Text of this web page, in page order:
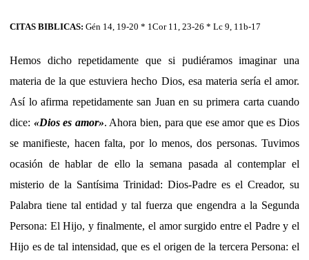
CITAS BIBLICAS: Gén 14, 19-20 * 1Cor 11, 23-26 * Lc 9, 11b-17
Hemos dicho repetidamente que si pudiéramos imaginar una
materia de la que estuviera hecho Dios, esa materia sería el amor.
Así lo afirma repetidamente san Juan en su primera carta cuando
dice: «Dios es amor». Ahora bien, para que ese amor que es Dios
se manifieste, hacen falta, por lo menos, dos personas. Tuvimos
ocasión de hablar de ello la semana pasada al contemplar el
misterio de la Santísima Trinidad: Dios-Padre es el Creador, su
Palabra tiene tal entidad y tal fuerza que engendra a la Segunda
Persona: El Hijo, y finalmente, el amor surgido entre el Padre y el
Hijo es de tal intensidad, que es el origen de la tercera Persona: el